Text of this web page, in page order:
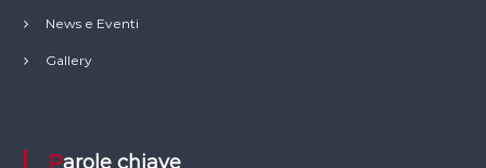
News e Eventi
Gallery
Parole chiave